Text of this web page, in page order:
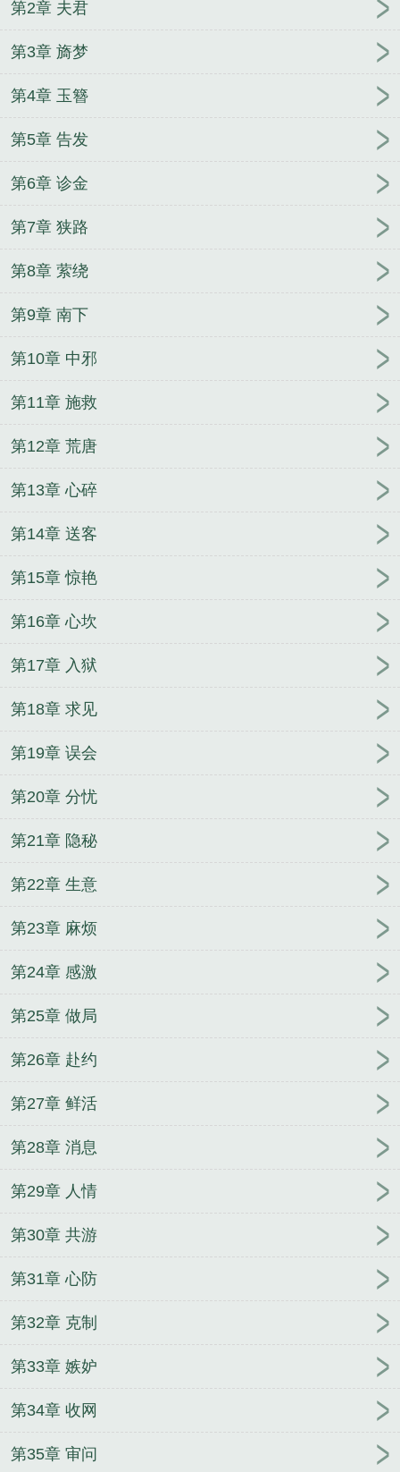
第2章 夫君
第3章 旖梦
第4章 玉簪
第5章 告发
第6章 诊金
第7章 狭路
第8章 萦绕
第9章 南下
第10章 中邪
第11章 施救
第12章 荒唐
第13章 心碎
第14章 送客
第15章 惊艳
第16章 心坎
第17章 入狱
第18章 求见
第19章 误会
第20章 分忧
第21章 隐秘
第22章 生意
第23章 麻烦
第24章 感激
第25章 做局
第26章 赴约
第27章 鲜活
第28章 消息
第29章 人情
第30章 共游
第31章 心防
第32章 克制
第33章 嫉妒
第34章 收网
第35章 审问